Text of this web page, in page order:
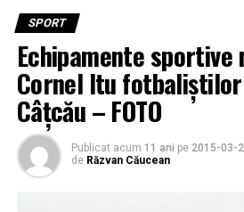
SPORT
Echipamente
Cornel Itu
Câțcău – FOTO
Publicat acum 11 ani pe 2015-03-
de Răzvan Căucean